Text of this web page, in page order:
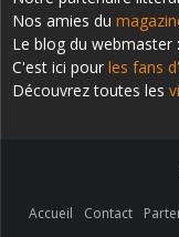
Nos amies du
Le blog du webmaster :
C'est ici pour les fans
Découvrez toutes les
Accueil Contact